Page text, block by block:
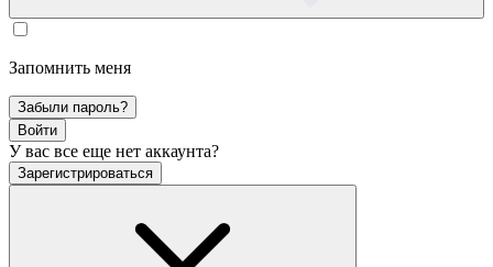
Запомнить меня
Забыли пароль?
Войти
У вас все еще нет аккаунта?
Зарегистрироваться